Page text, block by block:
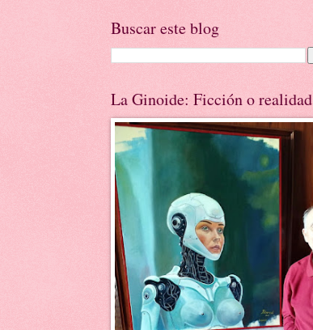
Buscar este blog
La Ginoide: Ficción o realidad